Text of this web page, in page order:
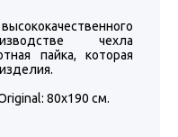
чехла
пайка, которая
80х190 см.